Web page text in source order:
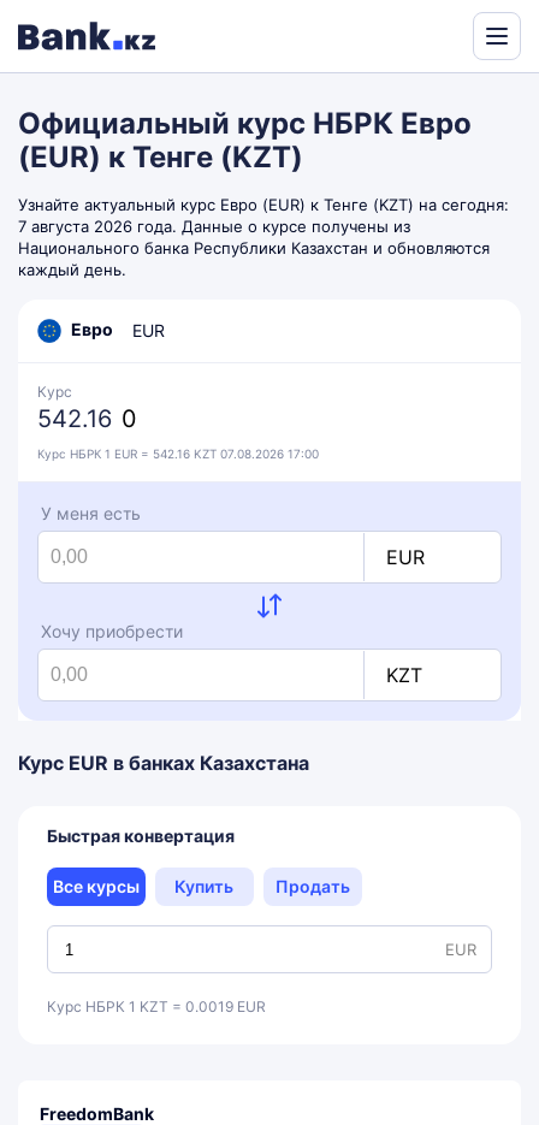
Translate
Официальный курс НБРК Евро
(EUR) к Тенге (KZT)
Узнайте актуальный курс Евро (EUR) к Тенге (KZT) на сегодня:
7 августа 2026 года. Данные о курсе получены из
Национального банка Республики Казахстан и обновляются
каждый день.
Евро EUR
Курс
542.16 0
Курс НБРК 1 EUR = 542.16 KZT 07.08.2026 17:00
У меня есть
EUR
Хочу приобрести
KZT
Курс EUR в банках Казахстана
Быстрая конвертация
Все курсы Купить Продать
EUR
Курс НБРК 1 KZT = 0.0019 EUR
FreedomBank